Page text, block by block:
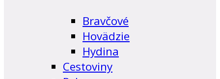
Bravčové
Hovädzie
Hydina
Cestoviny